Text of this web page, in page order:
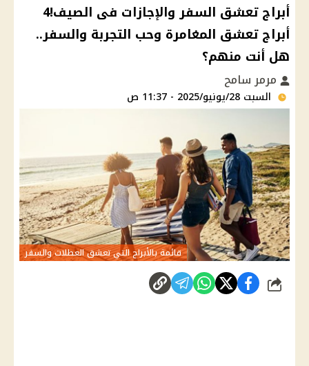
أبراج تعشق السفر والإجازات فى الصيف!4
أبراج تعشق المغامرة وحب التجربة والسفر..
هل أنت منهم؟
مرمر سامح
السبت 28/يونيو/2025 - 11:37 ص
قائمة بالأبراج التي تعشق العطلات والسفر
شارك